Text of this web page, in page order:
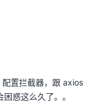
置拦截器，跟 axios
惑这么久了。。